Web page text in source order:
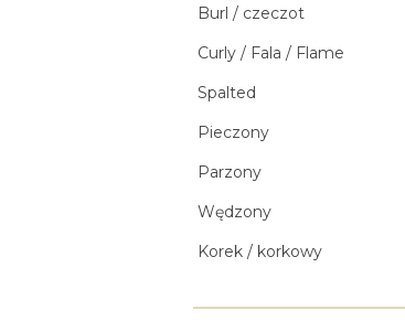
Burl / czeczot
Curly / Fala / Flame
Spalted
Pieczony
Parzony
Wędzony
Korek / korkowy